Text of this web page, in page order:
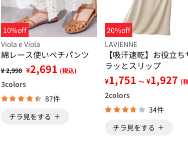
10%off
Viola e Viola
綿レース使いペチパンツ
¥ 2,990 ¥2,691 (税込)
3colors
87件
チラ見をする
20%off
LAVIENNE
【吸汗速乾】お役立ち
ラッとスリップ
¥1,751 ～ ¥1,927 (
2colors
34件
チラ見をする